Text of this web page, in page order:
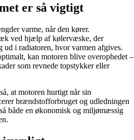
er så vigtigt
varme, når den kører.
ved hjælp af kølervæske, der
ud i radiatoren, hvor varmen afgives.
kan motoren blive overophedet –
som revnede topstykker eller
at motoren hurtigt når sin
brændstofforbruget og udledningen
både en økonomisk og miljømæssig